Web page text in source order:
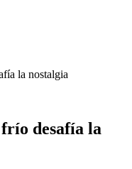
la nostalgia
desafía la